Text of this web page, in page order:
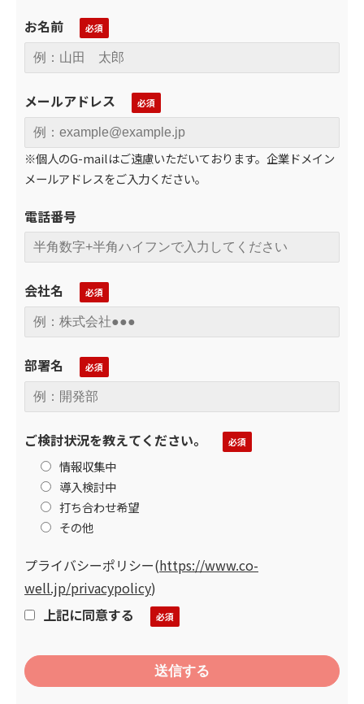
お名前
メールアドレス
※個人のG-mailはご遠慮いただいております。企業ドメイン
メールアドレスをご入力ください。
電話番号
会社名
部署名
ご検討状況を教えてください。
情報収集中
導入検討中
打ち合わせ希望
その他
プライバシーポリシー(https://www.co-
well.jp/privacypolicy)
上記に同意する